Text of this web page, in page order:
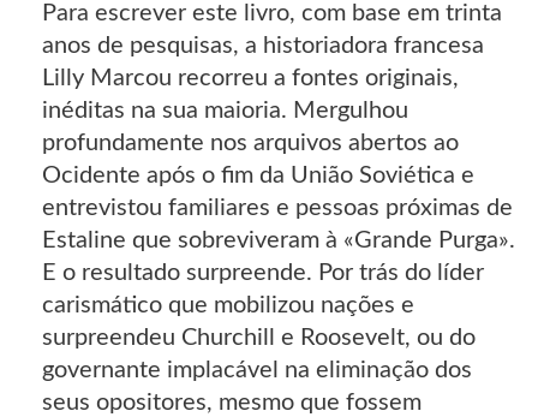
Para escrever este livro, com base em trinta
anos de pesquisas, a historiadora francesa
Lilly Marcou recorreu a fontes originais,
inéditas na sua maioria. Mergulhou
profundamente nos arquivos abertos ao
Ocidente após o fim da União Soviética e
entrevistou familiares e pessoas próximas de
Estaline que sobreviveram à «Grande Purga».
E o resultado surpreende. Por trás do líder
carismático que mobilizou nações e
surpreendeu Churchill e Roosevelt, ou do
governante implacável na eliminação dos
seus opositores, mesmo que fossem